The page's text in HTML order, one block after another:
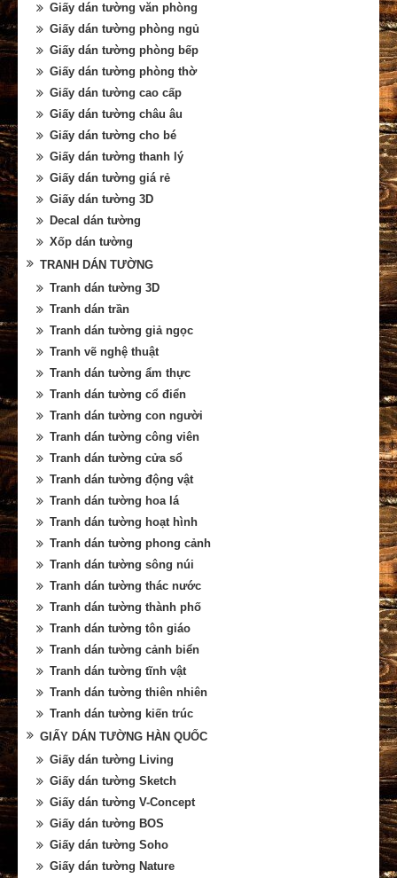
Giấy dán tường văn phòng
Giấy dán tường phòng ngủ
Giấy dán tường phòng bếp
Giấy dán tường phòng thờ
Giấy dán tường cao cấp
Giấy dán tường châu âu
Giấy dán tường cho bé
Giấy dán tường thanh lý
Giấy dán tường giá rẻ
Giấy dán tường 3D
Decal dán tường
Xốp dán tường
TRANH DÁN TƯỜNG
Tranh dán tường 3D
Tranh dán trần
Tranh dán tường giả ngọc
Tranh vẽ nghệ thuật
Tranh dán tường ẩm thực
Tranh dán tường cổ điển
Tranh dán tường con người
Tranh dán tường công viên
Tranh dán tường cửa sổ
Tranh dán tường động vật
Tranh dán tường hoa lá
Tranh dán tường hoạt hình
Tranh dán tường phong cảnh
Tranh dán tường sông núi
Tranh dán tường thác nước
Tranh dán tường thành phố
Tranh dán tường tôn giáo
Tranh dán tường cảnh biển
Tranh dán tường tĩnh vật
Tranh dán tường thiên nhiên
Tranh dán tường kiến trúc
GIẤY DÁN TƯỜNG HÀN QUỐC
Giấy dán tường Living
Giấy dán tường Sketch
Giấy dán tường V-Concept
Giấy dán tường BOS
Giấy dán tường Soho
Giấy dán tường Nature